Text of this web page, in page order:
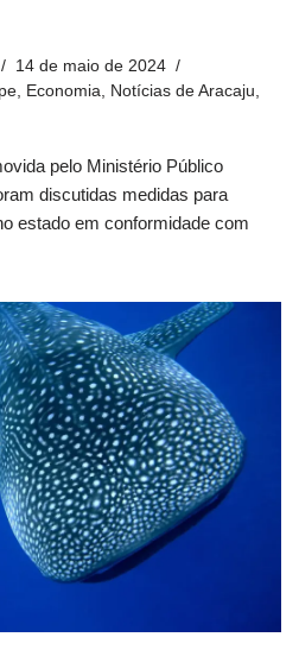
14 de maio de 2024
Economia
Notícias de Aracaju,
pelo Ministério Público
discutidas medidas para
estado em conformidade com